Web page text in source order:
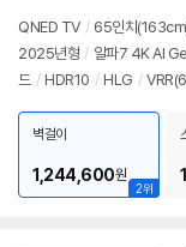
QNED TV / 65인치
2025년형 / 알파7 4K AI
드 / HDR10 / HLG /
2위
벽걸이
1,244,600원